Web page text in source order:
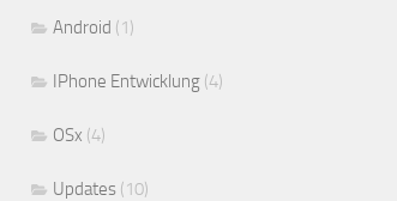
Android (1)
IPhone Entwicklung (4)
OSx (4)
Updates (10)